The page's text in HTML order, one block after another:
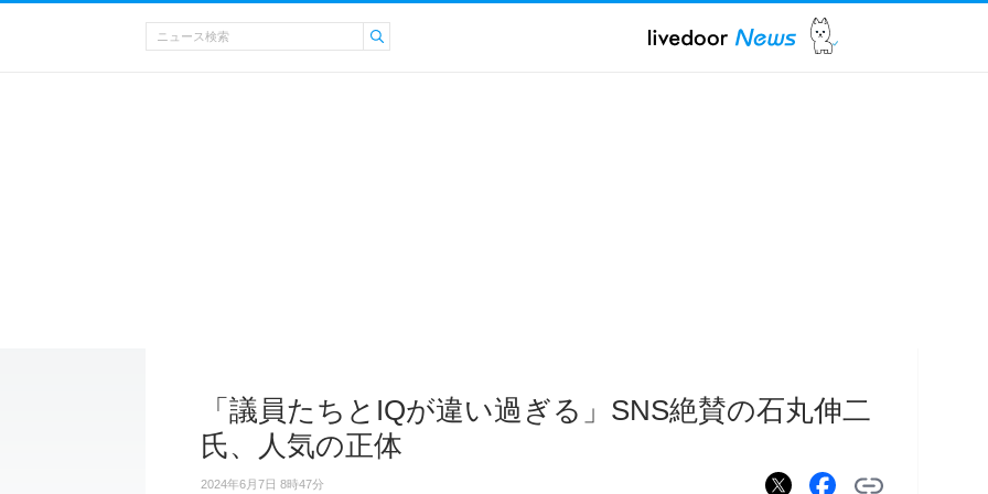
「議員たちとIQが違い過ぎる」SNS絶賛の石丸伸二
氏、人気の正体
2024年6月7日 8時47分